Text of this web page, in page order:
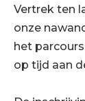
Vertrek ten
onze
het
op tijd aan